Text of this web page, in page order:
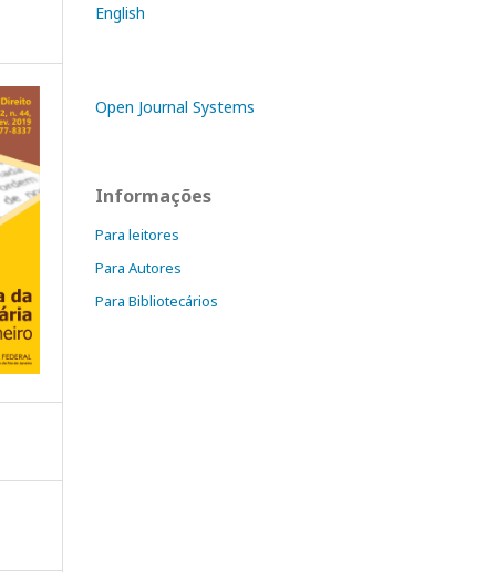
English
Open Journal Systems
Informações
Para leitores
Para Autores
Para Bibliotecários